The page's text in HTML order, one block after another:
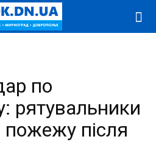
по
рятувальники
пожежу після